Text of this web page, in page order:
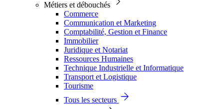
Métiers et débouchés
Commerce
Communication et Marketing
Comptabilité, Gestion et Finance
Immobilier
Juridique et Notariat
Ressources Humaines
Technique Industrielle et Informatique
Transport et Logistique
Tourisme
Tous les secteurs